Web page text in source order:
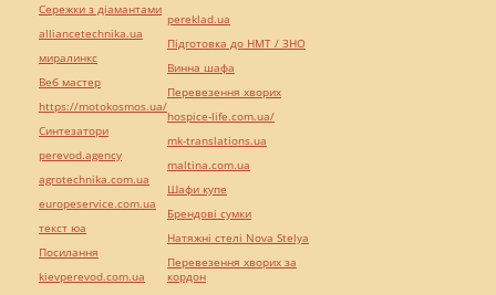
Сережки з діамантами
alliancetechnika.ua
миралинкс
Веб мастер
https://motokosmos.ua/
Синтезатори
perevod.agency
agrotechnika.com.ua
europeservice.com.ua
текст юа
Посилання
kievperevod.com.ua
pereklad.ua
Підготовка до НМТ / ЗНО
Винна шафа
Перевезення хворих
hospice-life.com.ua/
mk-translations.ua
maltina.com.ua
Шафи купе
Брендові сумки
Натяжні стелі Nova Stelya
Перевезення хворих за
кордон